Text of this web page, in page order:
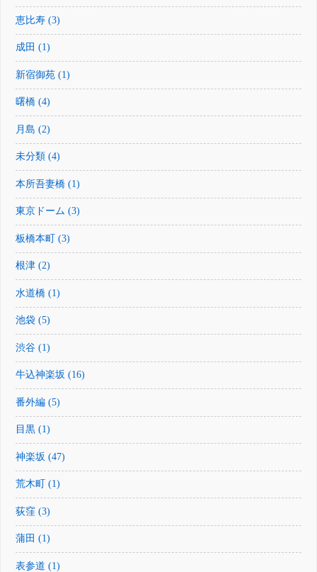
恵比寿 (3)
成田 (1)
新宿御苑 (1)
曙橋 (4)
月島 (2)
未分類 (4)
本所吾妻橋 (1)
東京ドーム (3)
板橋本町 (3)
根津 (2)
水道橋 (1)
池袋 (5)
渋谷 (1)
牛込神楽坂 (16)
番外編 (5)
目黒 (1)
神楽坂 (47)
荒木町 (1)
荻窪 (3)
蒲田 (1)
表参道 (1)